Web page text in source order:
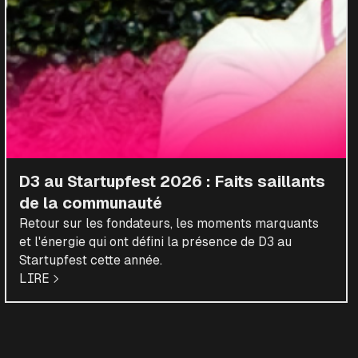
D3 au Startupfest 2026 : Faits saillants
de la communauté
Retour sur les fondateurs, les moments marquants
et l'énergie qui ont défini la présence de D3 au
Startupfest cette année.
LIRE